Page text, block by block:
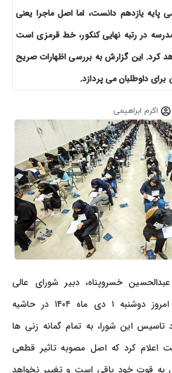
یازدهم دانست، اما اصل ماجرا یعنی
در رتبه نهایی کنکور، خط قرمزی است
کرد. این گزارش به بررسی اظهارات صریح
داوطلبان می پردازد.
اکرم ابراهیمی
خسروپناه، دبیر شورای عالی
انقلاب فرهنگی، صبح امروز دوشنبه ۱ دی ماه ۱۴۰۴ در حاشیه
این شورا، به تمام گمانه زنی ها
کرد که اصل مصوبه تاثیر قطعی
قوت خود باقی است و تغییر نخواهد